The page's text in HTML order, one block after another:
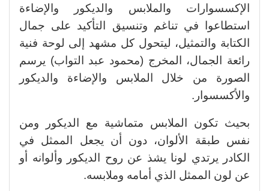
الإكسسوارات والملابس والديكور والإضاءة
استطاعوا في تناغم وتنسيق التأكيد على جمال
الكتابة والتمثيل، ليتحول كل مشهد إلى لوحة فنية
رائعة الجمال، المخرج (محمود عبد التواب) يرسم
الصورة من خلال الملابس والإضاءة والديكور
والأكسسوار.
بحيث تكون الملابس متماشية مع الديكور ومن
نفس طبقة الألوان، دون أن يجعل الممثل في
الكادر يرتدي لونا يشذ عن روح الديكور وألوانه أو
عن لون الممثل الذي أمامه وملابسه.